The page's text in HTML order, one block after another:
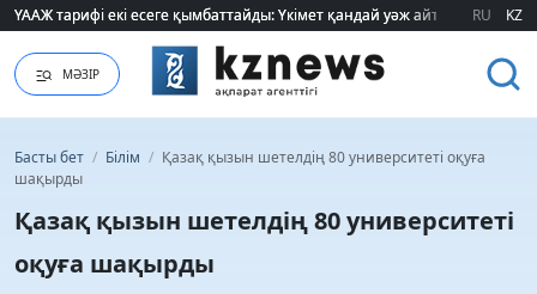
ҮААЖ тарифі екі есеге қымбаттайды: Үкімет қандай уәж айтады?
ҮААЖ тарифі екі есеге қымбаттайды: Үкімет қандай уәж айтады? RU KZ
МӘЗІР
Басты бет / Білім / Қазақ қызын шетелдің 80 университеті оқуға
шақырды
Қазақ қызын шетелдің 80 университеті
оқуға шақырды